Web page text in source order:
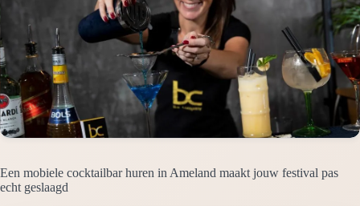
Een mobiele cocktailbar huren in Ameland maakt jouw festival pas
echt geslaagd